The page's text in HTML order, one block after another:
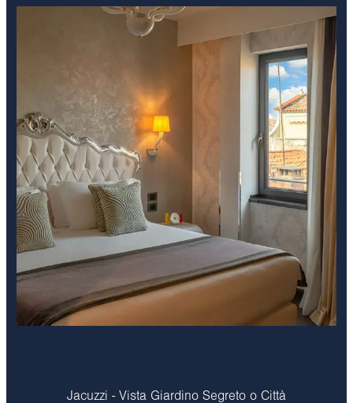
Jacuzzi - Vista Giardino Segreto o Città